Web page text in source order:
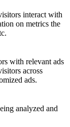
interact with
on metrics the
with relevant ads
across
ads.
analyzed and